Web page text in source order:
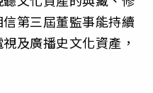
第三屆董監事能持續
及廣播史文化資產，